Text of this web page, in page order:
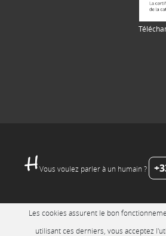
Vous voulez parler à un humain ?
Les cookies assurent le bon
utilisant ces derniers, vous acceptez